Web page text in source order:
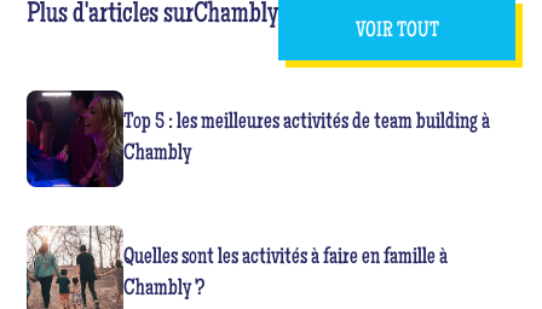
Plus d'articles surChambly
VOIR TOUT
Top 5 : les meilleures activités de team building à
Chambly
Quelles sont les activités à faire en famille à
Chambly ?